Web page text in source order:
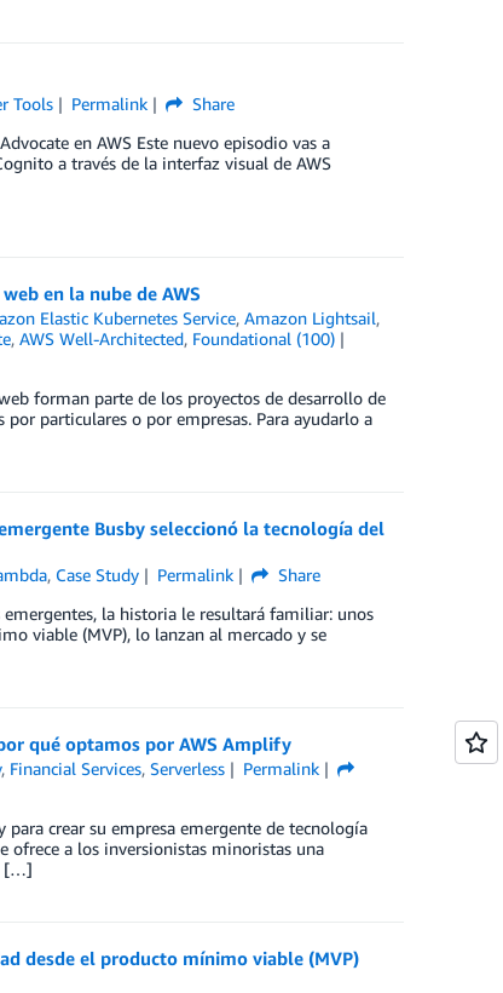
Tools Permalink
Share
en AWS Este nuevo episodio vas a
a través de la interfaz visual de AWS
en la nube de AWS
Elastic Kubernetes Service,Amazon Lightsail,
, AWS Well-Architected, Foundational (100)
forman parte de los proyectos de desarrollo de
particulares o por empresas. Para ayudarlo a
Busby seleccionó la tecnología del
, Case Study Permalink
Share
la historia le resultará familiar: unos
viable (MVP), lo lanzan al mercado y se
qué optamos por AWS Amplify
, Financial Services,Serverless
Permalink
crear su empresa emergente de tecnología
ofrece a los inversionistas minoristas una
[…]
desde el producto mínimo viable (MVP)